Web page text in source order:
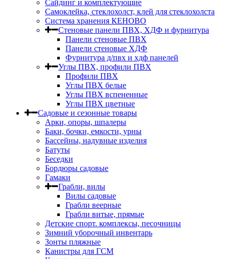
Сайдинг и комплектующие
Самоклейка, стеклохолст, клей для стеклохолста
Система хранения КЕНОВО
Стеновые панели ПВХ, ХДФ и фурнитура
Панели стеновые ПВХ
Панели стеновые ХДФ
Фурнитура д/пвх и хдф панелей
Углы ПВХ, профили ПВХ
Профили ПВХ
Углы ПВХ белые
Углы ПВХ вспененные
Углы ПВХ цветные
Садовые и сезонные товары
Арки, опоры, шпалеры
Баки, бочки, емкости, урны
Бассейны, надувные изделия
Батуты
Беседки
Бордюры садовые
Гамаки
Грабли, вилы
Вилы садовые
Грабли веерные
Грабли витые, прямые
Детские спорт. комплексы, песочницы
Зимний уборочный инвентарь
Зонты пляжные
Канистры для ГСМ